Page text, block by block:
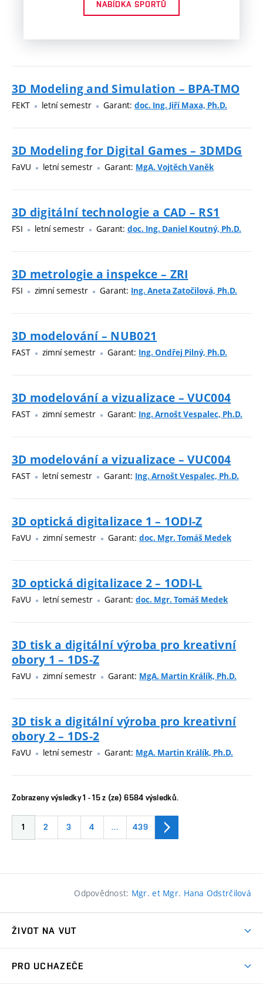
NABÍDKA SPORTŮ
3D Modeling and Simulation – BPA-TMO
FEKT letní semestr Garant: doc. Ing. Jiří Maxa, Ph.D.
3D Modeling for Digital Games – 3DMDG
FaVU letní semestr Garant: MgA. Vojtěch Vaněk
3D digitální technologie a CAD – RS1
FSI letní semestr Garant: doc. Ing. Daniel Koutný, Ph.D.
3D metrologie a inspekce – ZRI
FSI zimní semestr Garant: Ing. Aneta Zatočilová, Ph.D.
3D modelování – NUB021
FAST zimní semestr Garant: Ing. Ondřej Pilný, Ph.D.
3D modelování a vizualizace – VUC004
FAST zimní semestr Garant: Ing. Arnošt Vespalec, Ph.D.
3D modelování a vizualizace – VUC004
FAST letní semestr Garant: Ing. Arnošt Vespalec, Ph.D.
3D optická digitalizace 1 – 1ODI-Z
FaVU zimní semestr Garant: doc. Mgr. Tomáš Medek
3D optická digitalizace 2 – 1ODI-L
FaVU letní semestr Garant: doc. Mgr. Tomáš Medek
3D tisk a digitální výroba pro kreativní
obory 1 – 1DS-Z
FaVU zimní semestr Garant: MgA. Martin Králík, Ph.D.
3D tisk a digitální výroba pro kreativní
obory 2 – 1DS-2
FaVU letní semestr Garant: MgA. Martin Králík, Ph.D.
Zobrazeny výsledky 1 - 15 z (ze) 6584 výsledků.
1 2 3 4 … 439
Odpovědnost: Mgr. et Mgr. Hana Odstrčilová
ŽIVOT NA VUT
PRO UCHAZEČE